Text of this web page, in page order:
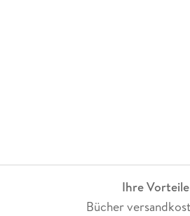
Ihre
Bücher